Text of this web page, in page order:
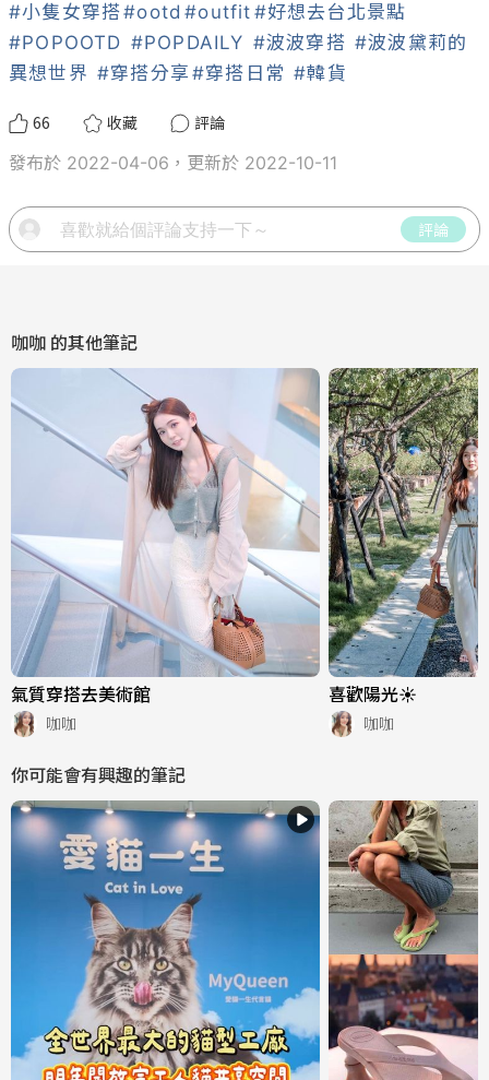
#小隻女穿搭#ootd #outfit #好想去台北景點
#POPOOTD #POPDAILY #波波穿搭 #波波黛莉的
異想世界 #穿搭分享 #穿搭日常 #韓貨
66 收藏
評論
發布於 2022-04-06，更新於 2022-10-11
評論
咖咖 的其他筆記
氣質穿搭去美術館
咖咖
喜歡陽光☀️
咖咖
你可能會有興趣的筆記